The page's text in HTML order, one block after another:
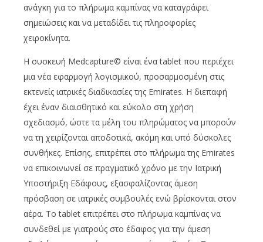
ανάγκη για το πλήρωμα καμπίνας να καταγράφει
σημειώσεις και να μεταδίδει τις πληροφορίες
χειροκίνητα.
Η συσκευή Medcapture© είναι ένα tablet που περιέχει
μια νέα εφαρμογή λογισμικού, προσαρμοσμένη στις
εκτενείς ιατρικές διαδικασίες της Emirates. Η διεπαφή
έχει έναν διαισθητικό και εύκολο στη χρήση
σχεδιασμό, ώστε τα μέλη του πληρώματος να μπορούν
να τη χειρίζονται αποδοτικά, ακόμη και υπό δύσκολες
συνθήκες. Επίσης, επιτρέπει στο πλήρωμα της Emirates
να επικοινωνεί σε πραγματικό χρόνο με την Ιατρική
Υποστήριξη Εδάφους, εξασφαλίζοντας άμεση
πρόσβαση σε ιατρικές συμβουλές ενώ βρίσκονται στον
αέρα. Το tablet επιτρέπει στο πλήρωμα καμπίνας να
συνδεθεί με γιατρούς στο έδαφος για την άμεση